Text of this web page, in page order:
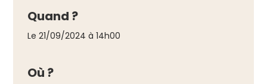
Quand ?
Le 21/09/2024 à 14h00
Où ?